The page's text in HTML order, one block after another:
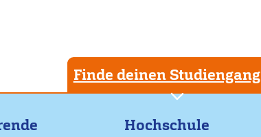
Finde deinen Studiengang
Hochschule